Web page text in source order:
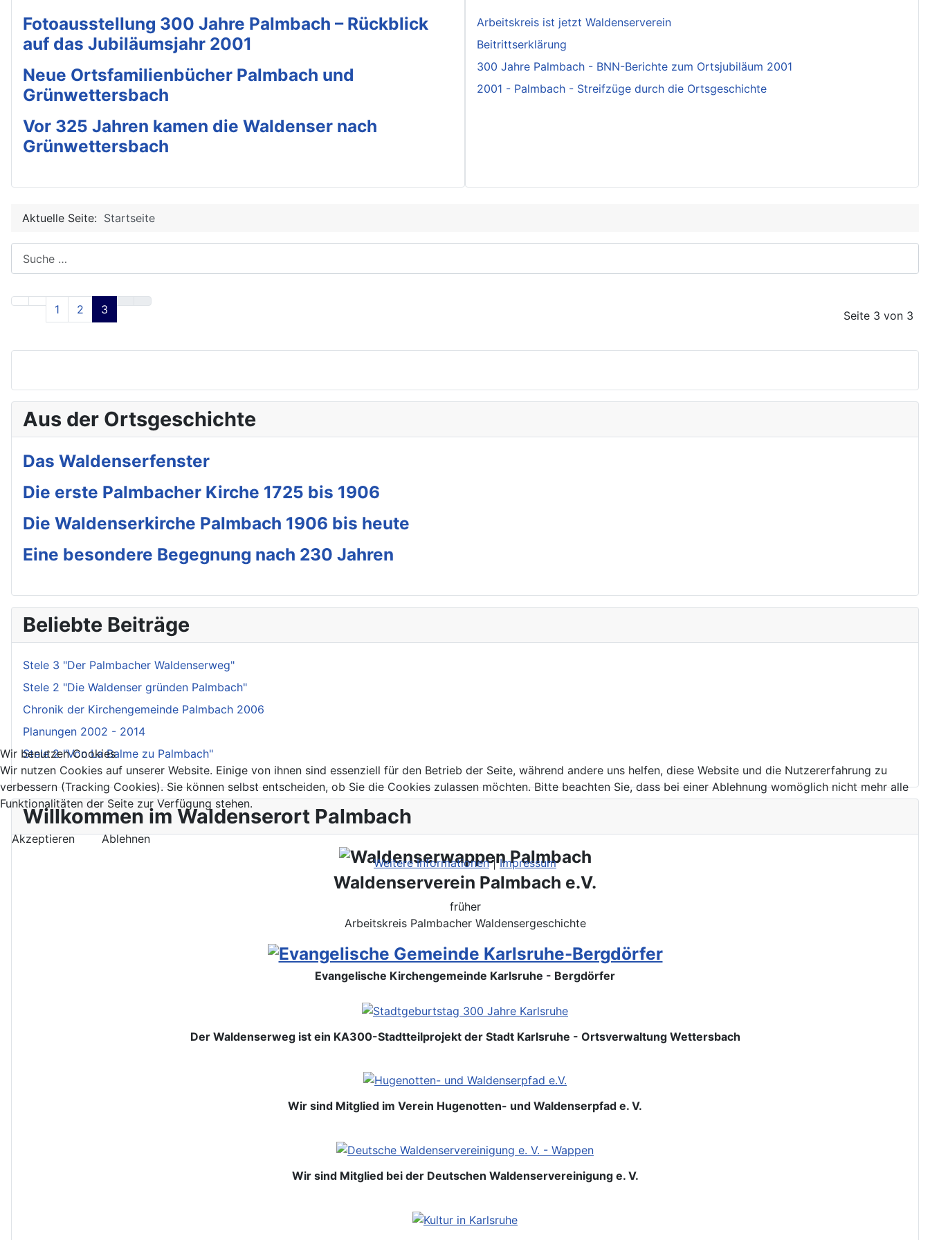
Fotoausstellung 300 Jahre Palmbach – Rückblick
auf das Jubiläumsjahr 2001
Neue Ortsfamilienbücher Palmbach und
Grünwettersbach
Vor 325 Jahren kamen die Waldenser nach
Grünwettersbach
Arbeitskreis ist jetzt Waldenserverein
Beitrittserklärung
300 Jahre Palmbach - BNN-Berichte zum Ortsjubiläum 2001
2001 - Palmbach - Streifzüge durch die Ortsgeschichte
Aktuelle Seite: Startseite
Seite 3 von 3
1 2 3
Aus der Ortsgeschichte
Das Waldenserfenster
Die erste Palmbacher Kirche 1725 bis 1906
Die Waldenserkirche Palmbach 1906 bis heute
Eine besondere Begegnung nach 230 Jahren
Beliebte Beiträge
Stele 3 "Der Palmbacher Waldenserweg"
Stele 2 "Die Waldenser gründen Palmbach"
Chronik der Kirchengemeinde Palmbach 2006
Planungen 2002 - 2014
Stele 2 "Von La Balme zu Palmbach"
Willkommen im Waldenserort Palmbach
Waldenserverein Palmbach e.V.
früher
Arbeitskreis Palmbacher Waldensergeschichte
Evangelische Kirchengemeinde Karlsruhe - Bergdörfer
Der Waldenserweg ist ein KA300-Stadtteilprojekt der Stadt Karlsruhe - Ortsverwaltung Wettersbach
Wir sind Mitglied im Verein Hugenotten- und Waldenserpfad e. V.
Wir sind Mitglied bei der Deutschen Waldenservereinigung e. V.
Wir benutzen Cookies
Wir nutzen Cookies auf unserer Website. Einige von ihnen sind essenziell für den Betrieb der Seite, während andere uns helfen, diese Website und die Nutzererfahrung zu
verbessern (Tracking Cookies). Sie können selbst entscheiden, ob Sie die Cookies zulassen möchten. Bitte beachten Sie, dass bei einer Ablehnung womöglich nicht mehr alle
Funktionalitäten der Seite zur Verfügung stehen.
Akzeptieren
Ablehnen
Weitere Informationen|Impressum